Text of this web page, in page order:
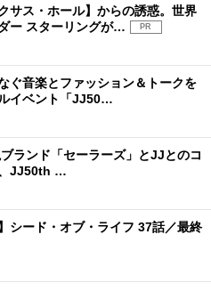
サス・ホール】からの誘惑。世界
ー スターリングが…
PR
ぐ音楽とファッション＆トークを
イベント「JJ50…
ランド「セーラーズ」とJJとのコ
JJ50th …
シード・オブ・ライフ 37話／最終